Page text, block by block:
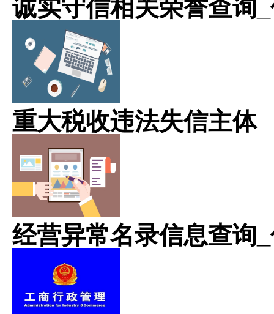
诚实守信相关荣誉查询
重大税收违法失信主体
经营异常名录信息查询